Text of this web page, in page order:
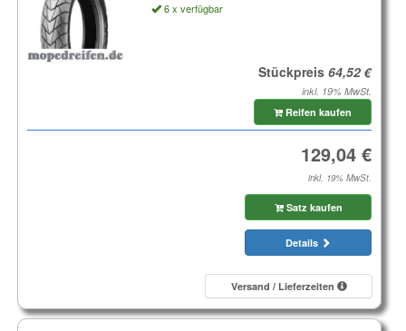
6 x verfügbar
Stückpreis
inkl. 19% MwSt.
Reifen kaufen
inkl. 19% MwSt.
Satz kaufen
Details
Versand / Lieferzeiten